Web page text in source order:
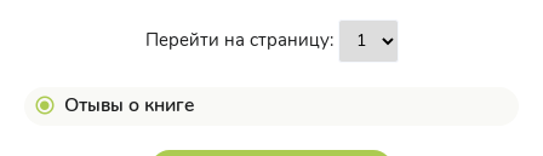
Перейти на страницу:
Отывы о книге